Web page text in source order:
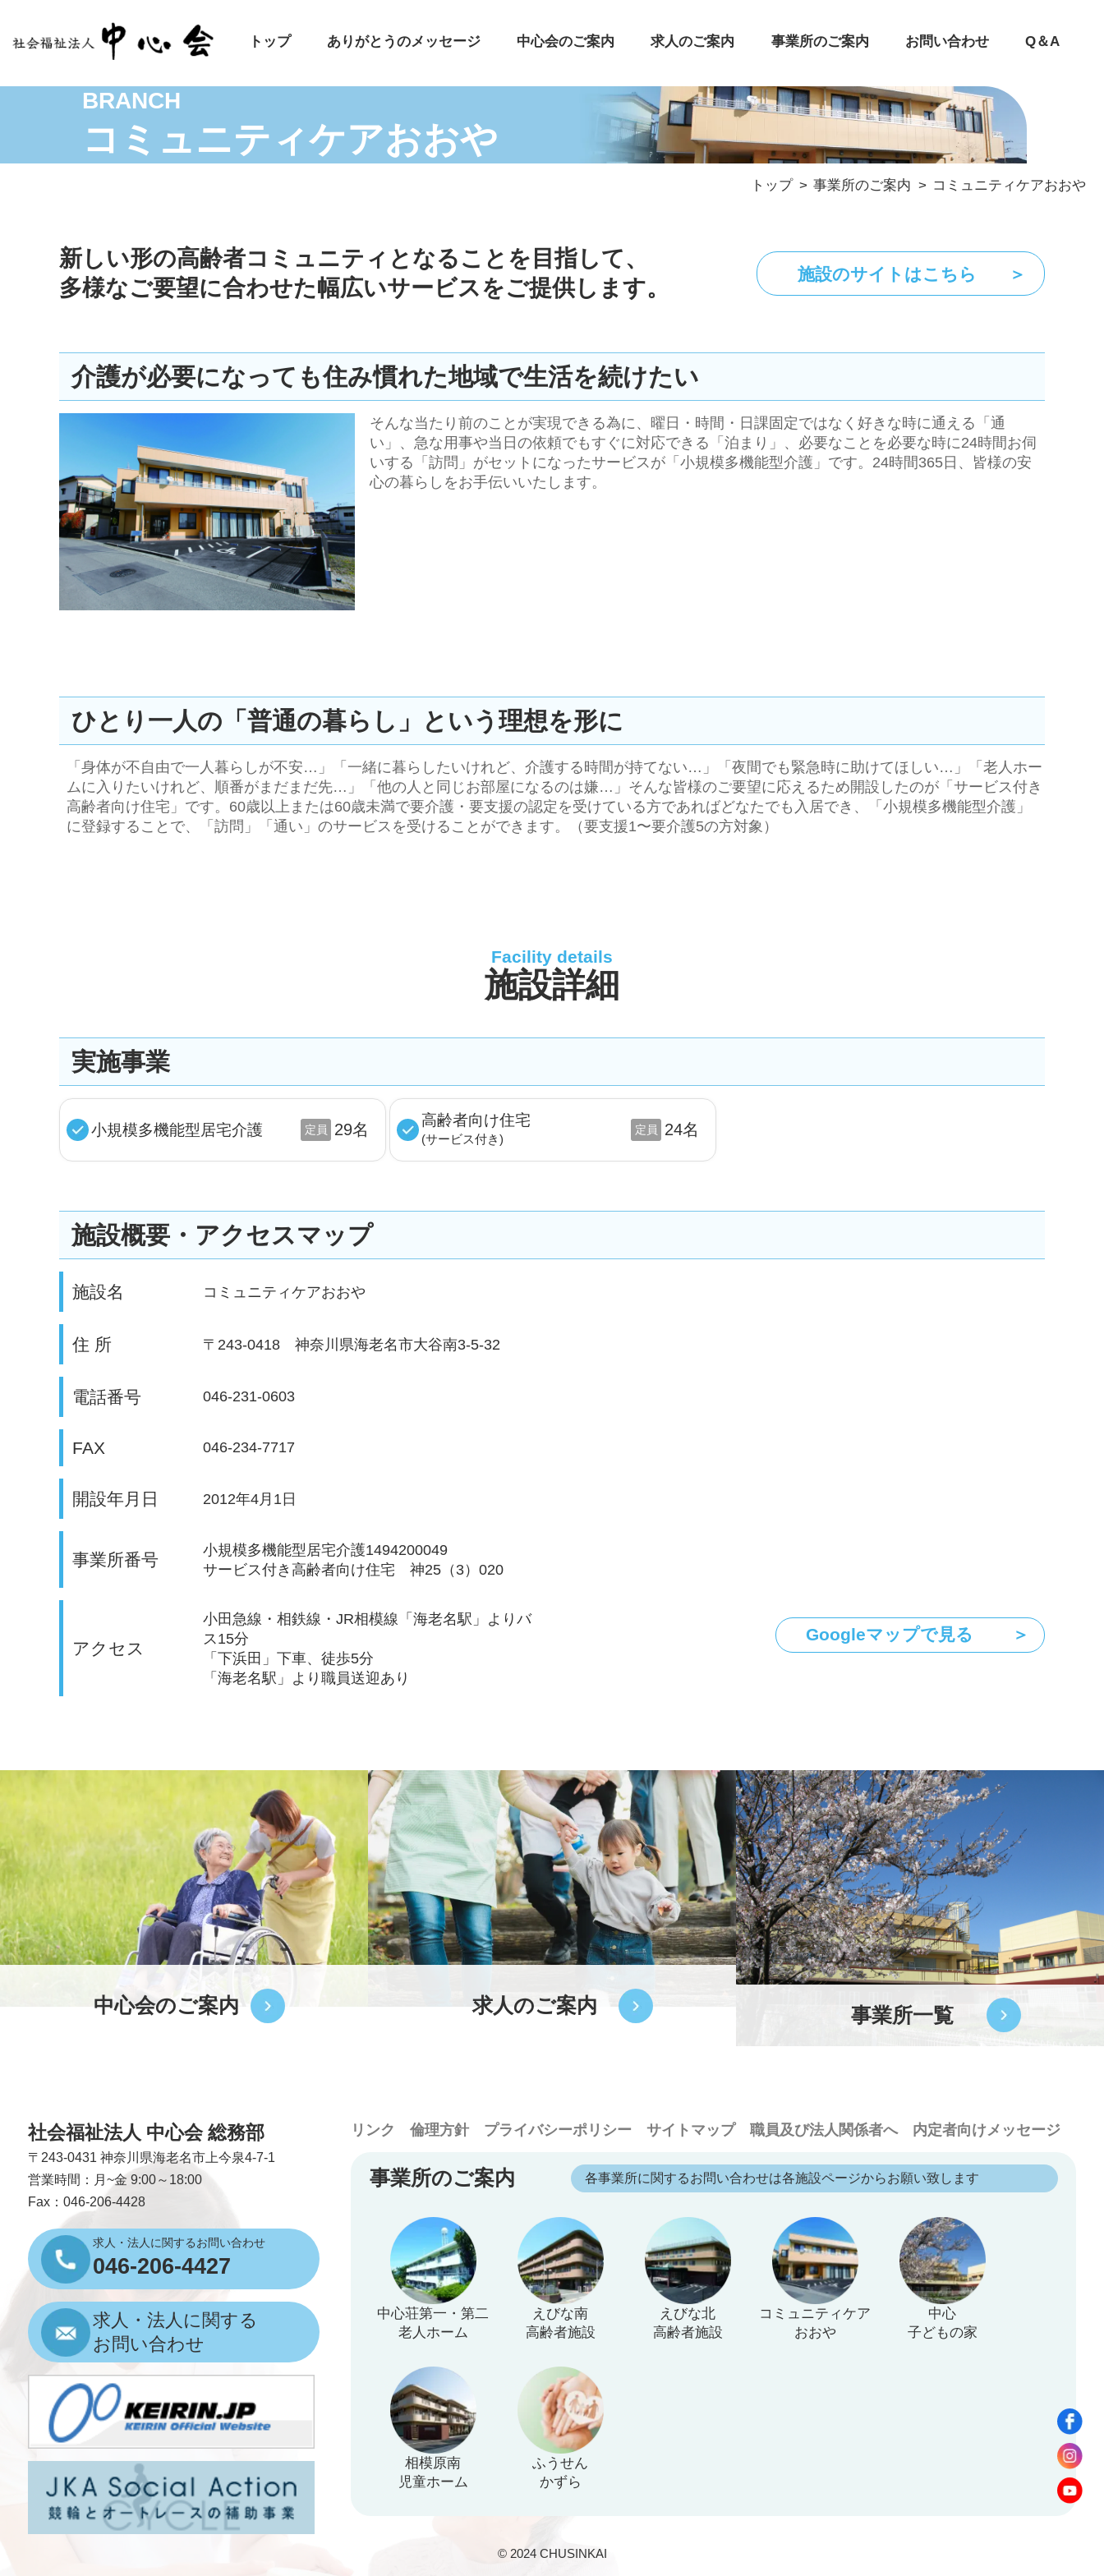
トップ ありがとうのメッセージ 中心会のご案内 求人のご案内 事業所のご案内 お問い合わせ Q＆A
BRANCH
コミュニティケアおおや
トップ 事業所のご案内 コミュニティケアおおや
新しい形の高齢者コミュニティとなることを目指して、
多様なご要望に合わせた幅広いサービスをご提供します。
施設のサイトはこちら ＞
介護が必要になっても住み慣れた地域で生活を続けたい
そんな当たり前のことが実現できる為に、曜日・時間・日課固定ではなく好きな時に通える「通
い」、急な用事や当日の依頼でもすぐに対応できる「泊まり」、必要なことを必要な時に24時間お伺
いする「訪問」がセットになったサービスが「小規模多機能型介護」です。24時間365日、皆様の安
心の暮らしをお手伝いいたします。
ひとり一人の「普通の暮らし」という理想を形に
「身体が不自由で一人暮らしが不安…」「一緒に暮らしたいけれど、介護する時間が持てない…」「夜間でも緊急時に助けてほしい…」「老人ホー
ムに入りたいけれど、順番がまだまだ先…」「他の人と同じお部屋になるのは嫌…」そんな皆様のご要望に応えるため開設したのが「サービス付き
高齢者向け住宅」です。60歳以上または60歳未満で要介護・要支援の認定を受けている方であればどなたでも入居でき、「小規模多機能型介護」
に登録することで、「訪問」「通い」のサービスを受けることができます。（要支援1〜要介護5の方対象）
Facility details
施設詳細
実施事業
小規模多機能型居宅介護 定員 29名
高齢者向け住宅
(サービス付き)
定員 24名
施設概要・アクセスマップ
施設名 コミュニティケアおおや
住 所 〒243-0418 神奈川県海老名市大谷南3-5-32
電話番号 046-231-0603
FAX 046-234-7717
開設年月日 2012年4月1日
事業所番号
小規模多機能型居宅介護1494200049
サービス付き高齢者向け住宅 神25（3）020
アクセス
小田急線・相鉄線・JR相模線「海老名駅」よりバ
ス15分
「下浜田」下車、徒歩5分
「海老名駅」より職員送迎あり
Googleマップで見る ＞
中心会のご案内 求人のご案内 事業所一覧
社会福祉法人 中心会 総務部
〒243-0431 神奈川県海老名市上今泉4-7-1
営業時間：月~金 9:00～18:00
Fax：046-206-4428
求人・法人に関するお問い合わせ
046-206-4427
求人・法人に関する
お問い合わせ
リンク 倫理方針 プライバシーポリシー サイトマップ 職員及び法人関係者へ 内定者向けメッセージ
事業所のご案内 各事業所に関するお問い合わせは各施設ページからお願い致します
中心荘第一・第二
老人ホーム
えびな南
高齢者施設
えびな北
高齢者施設
コミュニティケア
おおや
中心
子どもの家
相模原南
児童ホーム
ふうせん
かずら
© 2024 CHUSINKAI